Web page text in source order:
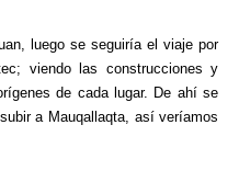
luego se seguiría el viaje por
viendo las construcciones y
de cada lugar. De ahí se
a Mauqallaqta, así veríamos